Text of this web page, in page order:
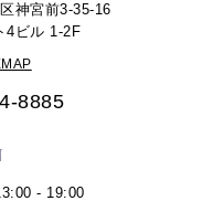
神宮前3-35-16
4ビル 1-2F
8885
- 19:00